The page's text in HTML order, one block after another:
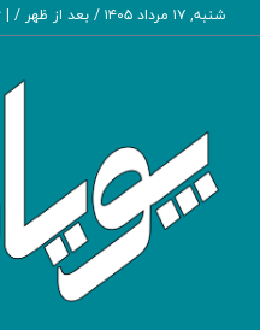
شنبه, ۱۷ مرداد ۱۴۰۵ / بعد از ظهر / |